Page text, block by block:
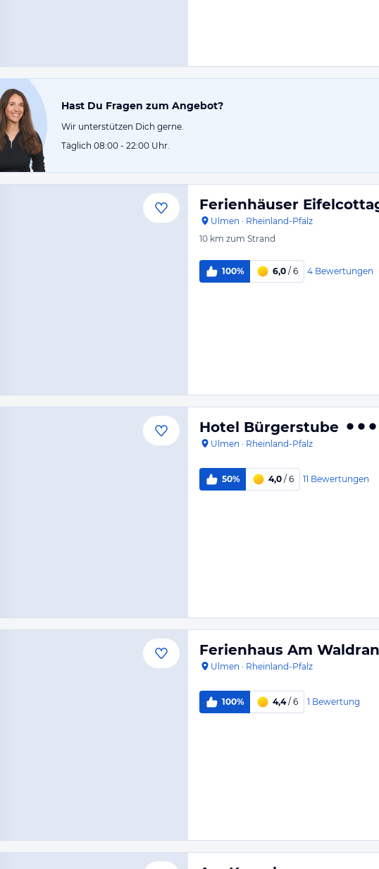
Hast Du Fragen zum Angebot?
Wir unterstützen Dich gerne.
Täglich 08:00 - 22:00 Uhr.
Ferienhäuser
Ulmen · Rheinland-Pfalz
10 km zum Strand
100% 6,0 / 6 4 Bewertungen
Hotel Bürgerstube
Ulmen · Rheinland-Pfalz
50% 4,0 / 6 11 Bewertungen
Ferienhaus Am
Ulmen · Rheinland-Pfalz
100% 4,4/ 6 1 Bewertung